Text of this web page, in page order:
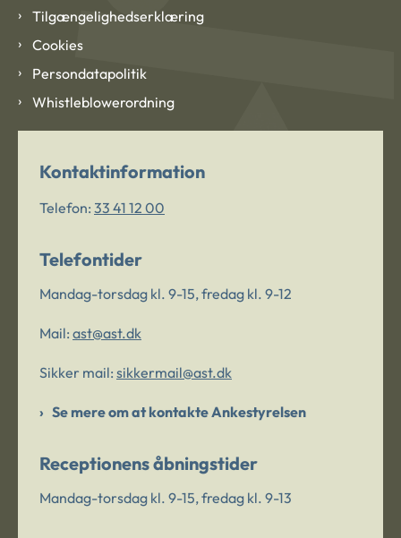
Tilgængelighedserklæring
Cookies
Persondatapolitik
Whistleblowerordning
Kontaktinformation
Telefon: 33 41 12 00
Telefontider
Mandag-torsdag kl. 9-15, fredag kl. 9-12
Mail: ast@ast.dk
Sikker mail: sikkermail@ast.dk
Se mere om at kontakte Ankestyrelsen
Receptionens åbningstider
Mandag-torsdag kl. 9-15, fredag kl. 9-13